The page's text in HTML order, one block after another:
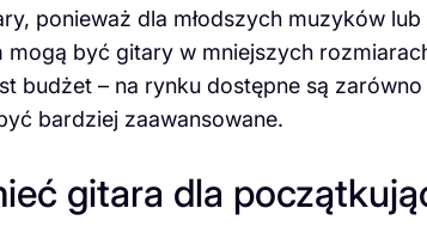
ponieważ dla młodszych muzyków lub
mogą być gitary w mniejszych
budżet – na rynku dostępne są
bardziej zaawansowane.
gitara dla